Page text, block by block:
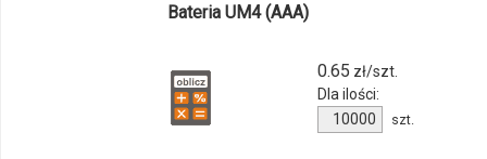
Bateria UM4 (AAA)
0.65 zł/szt.
Dla ilości:
Ilość
produktu
szt.